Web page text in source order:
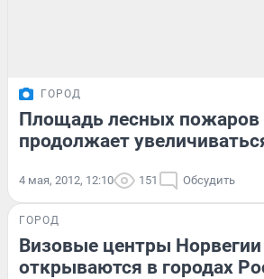
ГОРОД
Площадь лесных пожаров
продолжает
4 мая, 2012, 12:10 151 Обсудить
ГОРОД
Визовые центры Норвегии
открываются в городах